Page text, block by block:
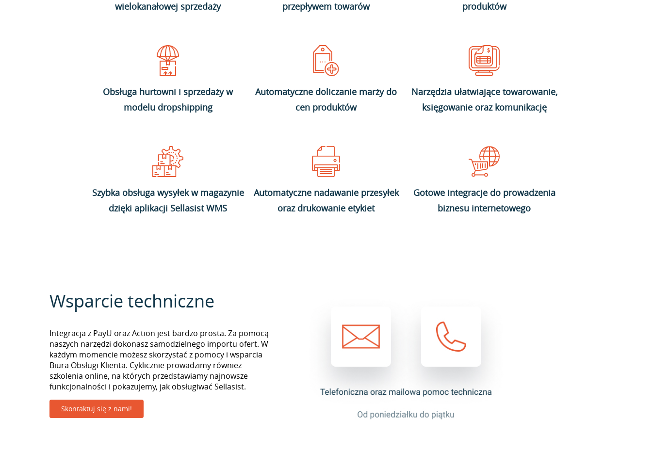
wielokanałowej sprzedaży
przepływem towarów
produktów
Obsługa hurtowni i sprzedaży w
modelu dropshipping
Automatyczne doliczanie marży do
cen produktów
Narzędzia ułatwiające towarowanie,
księgowanie oraz komunikację
Szybka obsługa wysyłek w magazynie
dzięki aplikacji Sellasist WMS
Automatyczne nadawanie przesyłek
oraz drukowanie etykiet
Gotowe integracje do prowadzenia
biznesu internetowego
Wsparcie techniczne
Integracja z PayU oraz Action jest bardzo prosta. Za pomocą
naszych narzędzi dokonasz samodzielnego importu ofert. W
każdym momencie możesz skorzystać z pomocy i wsparcia
Biura Obsługi Klienta. Cyklicznie prowadzimy również
szkolenia online, na których przedstawiamy najnowsze
funkcjonalności i pokazujemy, jak obsługiwać Sellasist.
Skontaktuj się z nami!